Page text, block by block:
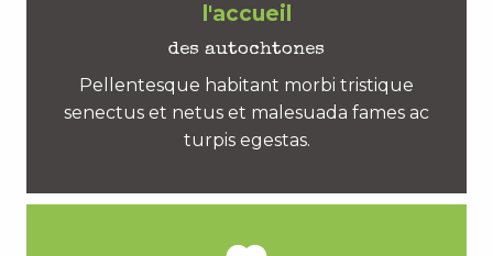
l'accueil
des autochtones
Pellentesque habitant morbi tristique
senectus et netus et malesuada fames ac
turpis egestas.